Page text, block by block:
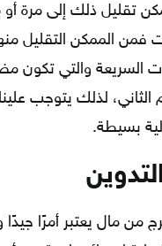
تقليل ذلك إلى مرة
فمن الممكن التقليل
السريعة والتي
الثاني، لذلك يتوجب
بسيطة.
مال يعتبر أمرًا جيدًا